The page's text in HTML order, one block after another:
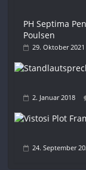
PH Septima
Poulsen
29. Oktober 2021
2. Januar 2018
24. September